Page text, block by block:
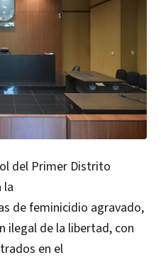
del Primer Distrito
la
de feminicidio agravado,
ilegal de la libertad, con
en el